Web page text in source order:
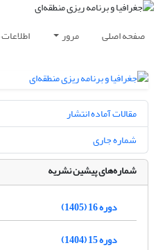
صفحه اصلی مرور
مقالات آماده انتشار
شماره جاری
شماره‌های پیشین نشریه
دوره 16 (1405)
دوره 15 (1404)